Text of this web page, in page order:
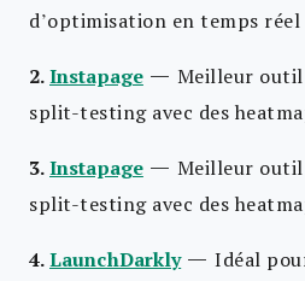
d’optimisation en temps réel
2.Instapage — Meilleur
split-testing avec des
3.Instapage — Meilleur
split-testing avec des
4.LaunchDarkly —Idéal